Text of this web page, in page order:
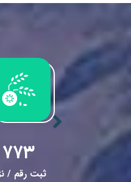
۷۷۳
ثبت رقم /